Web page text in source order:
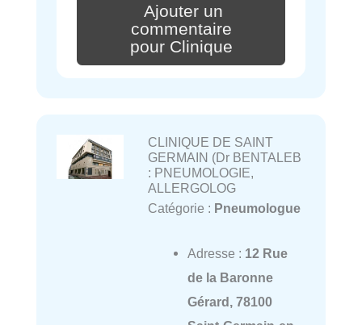
Ajouter un
commentaire
pour Clinique
CLINIQUE DE SAINT
GERMAIN (Dr BENTALEB
: PNEUMOLOGIE,
ALLERGOLOG
Catégorie : Pneumologue
Adresse : 12 Rue
de la Baronne
Gérard, 78100